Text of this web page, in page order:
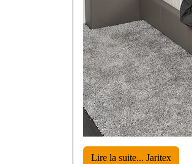
Lire la suite... Jaritex